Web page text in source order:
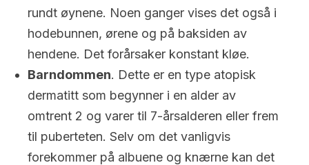
rundt øynene. Noen ganger vises det også i
hodebunnen, ørene og på baksiden av
hendene. Det forårsaker konstant kløe.
Barndommen. Dette er en type atopisk
dermatitt som begynner i en alder av
omtrent 2 og varer til 7-årsalderen eller frem
til puberteten. Selv om det vanligvis
forekommer på albuene og knærne kan det